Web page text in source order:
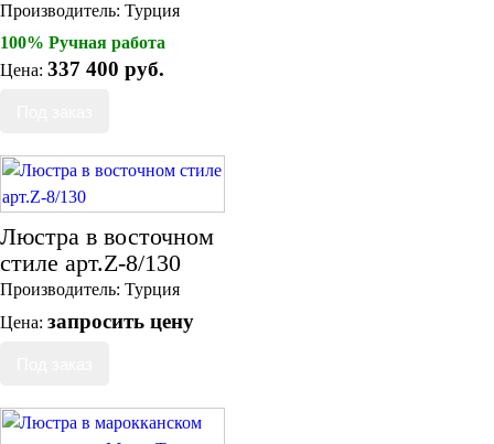
Производитель: Турция
100% Ручная работа
Цена: 337 400 руб.
Люстра в восточном
стиле арт.Z-8/130
Производитель: Турция
Цена: запросить цену